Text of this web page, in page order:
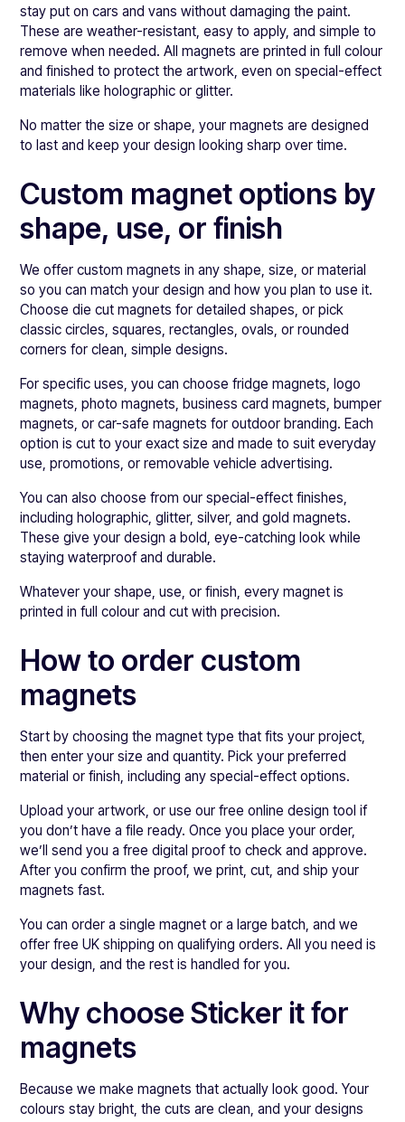
stay put on cars and vans without damaging the paint.
These are weather-resistant, easy to apply, and simple to
remove when needed. All magnets are printed in full colour
and finished to protect the artwork, even on special-effect
materials like holographic or glitter.
No matter the size or shape, your magnets are designed
to last and keep your design looking sharp over time.
Custom magnet options by
shape, use, or finish
We offer custom magnets in any shape, size, or material
so you can match your design and how you plan to use it.
Choose die cut magnets for detailed shapes, or pick
classic circles, squares, rectangles, ovals, or rounded
corners for clean, simple designs.
For specific uses, you can choose fridge magnets, logo
magnets, photo magnets, business card magnets, bumper
magnets, or car-safe magnets for outdoor branding. Each
option is cut to your exact size and made to suit everyday
use, promotions, or removable vehicle advertising.
You can also choose from our special-effect finishes,
including holographic, glitter, silver, and gold magnets.
These give your design a bold, eye-catching look while
staying waterproof and durable.
Whatever your shape, use, or finish, every magnet is
printed in full colour and cut with precision.
How to order custom
magnets
Start by choosing the magnet type that fits your project,
then enter your size and quantity. Pick your preferred
material or finish, including any special-effect options.
Upload your artwork, or use our free online design tool if
you don’t have a file ready. Once you place your order,
we’ll send you a free digital proof to check and approve.
After you confirm the proof, we print, cut, and ship your
magnets fast.
You can order a single magnet or a large batch, and we
offer free UK shipping on qualifying orders. All you need is
your design, and the rest is handled for you.
Why choose Sticker it for
magnets
Because we make magnets that actually look good. Your
colours stay bright, the cuts are clean, and your designs